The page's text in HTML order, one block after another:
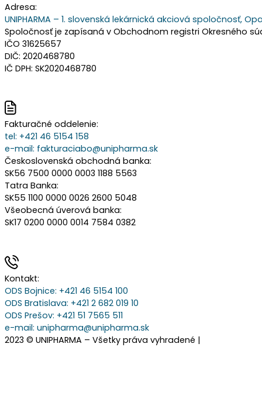
Adresa:
UNIPHARMA – 1. slovenská lekárnická akciová spoločnosť,
Spoločnosť je zapísaná v Obchodnom registri Okresného
IČO 31625657
DIČ: 2020468780
IČ DPH: SK2020468780
Fakturačné oddelenie:
tel: +421 46 5154 158
e-mail: fakturaciabo@unipharma.sk
Československá obchodná banka:
SK56 7500 0000 0003 1188 5563
Tatra Banka:
SK55 1100 0000 0026 2600 5048
Všeobecná úverová banka:
SK17 0200 0000 0014 7584 0382
Kontakt:
ODS Bojnice: +421 46 5154 100
ODS Bratislava: +421 2 682 019 10
ODS Prešov: +421 51 7565 511
e-mail: unipharma@unipharma.sk
2023 © UNIPHARMA – Všetky práva vyhradené |